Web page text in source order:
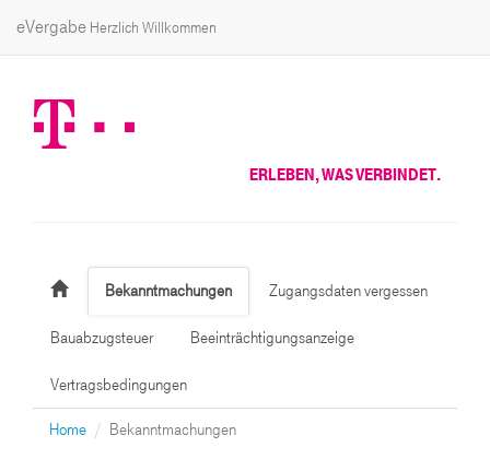
eVergabe Herzlich Willkommen
ERLEBEN, WAS VERBINDET.
Bekanntmachungen Zugangsdaten vergessen
Bauabzugsteuer Beeinträchtigungsanzeige
Vertragsbedingungen
Home Bekanntmachungen